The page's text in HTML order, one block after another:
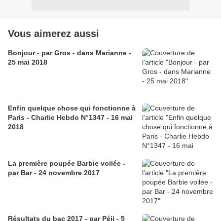
Vous aimerez aussi
Bonjour - par Gros - dans Marianne -
25 mai 2018
Enfin quelque chose qui fonctionne à
Paris - Charlie Hebdo N°1347 - 16 mai
2018
La première poupée Barbie voilée -
par Bar - 24 novembre 2017
Résultats du bac 2017 - par Péji - 5